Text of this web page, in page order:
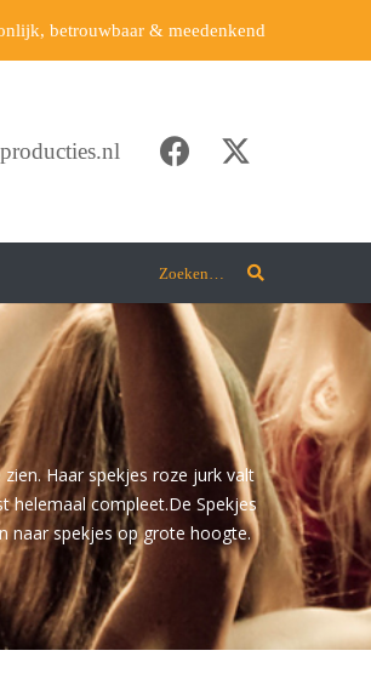
betrouwbaar & meedenkend
Zoeken…
Haar spekjes roze jurk valt
helemaal compleet.De Spekjes
naar spekjes op grote hoogte.